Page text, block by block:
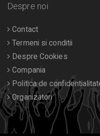
Despre noi
Contact
Termeni si conditii
Despre Cookies
Compania
Politica de
Organizatori